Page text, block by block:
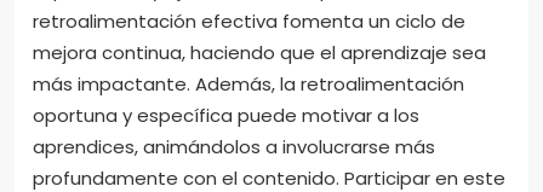
retroalimentación efectiva fomenta un ciclo de
mejora continua, haciendo que el aprendizaje sea
más impactante. Además, la retroalimentación
oportuna y específica puede motivar a los
aprendices, animándolos a involucrarse más
profundamente con el contenido. Participar en este